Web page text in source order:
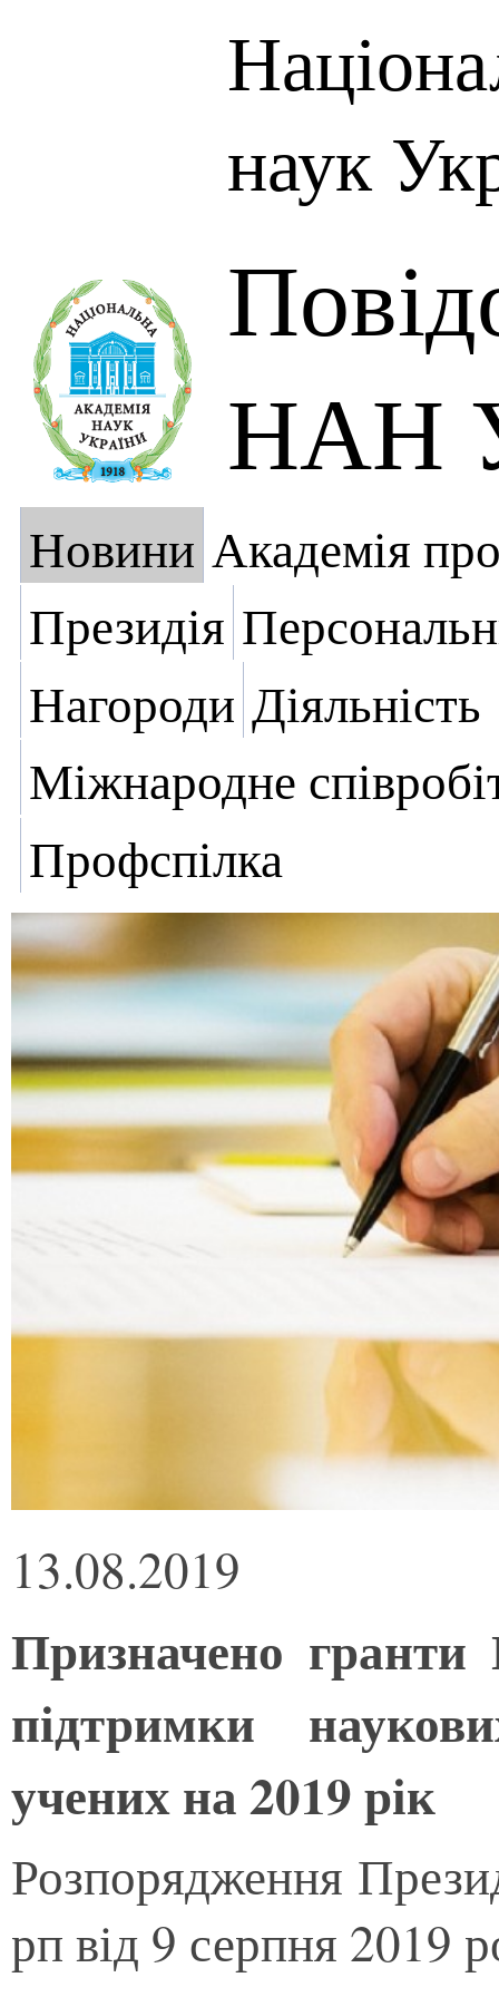
наук
НАН
Новини Академія
Президія
Нагороди Діяльність
Міжнародне
Профспілка
13.08.2019
Призначено гранти
підтримки
учених на 2019 рік
Розпорядження
рп від 9 серпня 2019